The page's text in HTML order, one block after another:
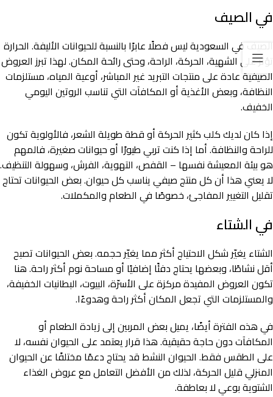
في الصيف
الصيف في السعودية ليس فصلًا عابرًا بالنسبة للحيوانات الأليفة. الحرارة
تؤثر على الشهية، الحركة، الراحة، وحتى رائحة المكان. لهذا تبرز العروض
الصيفية عادة على منتجات التبريد غير المباشر، أوعية المياه، مستلزمات
النظافة، وبعض الأغذية أو المكافآت التي تناسب الروتين اليومي
الخفيف.
إذا كان لديك كلب كثير الحركة أو قطة طويلة الشعر، فالأولوية تكون
للراحة والنظافة. أما إذا كنت تربي طيورًا أو حيوانات صغيرة، فالمهم
هو بيئة المعيشة نفسها – القفص، التهوية، الفرش، وسهولة التنظيف.
لا يعني هذا أن كل منتج صيفي يناسب كل حيوان. بعض الحيوانات تحتاج
تقليل التغيير المفاجئ، خصوصًا في الطعام والمكملات.
في الشتاء
الشتاء يغيّر شكل الاحتياج أكثر مما يغيّر حجمه. بعض الحيوانات تصبح
أقل نشاطًا، وبعضها يحتاج دفئًا إضافيًا أو مساحة نوم أكثر راحة. هنا
تكون العروض المفيدة مركزة على الأسرّة، البيوت، البطانيات الخفيفة،
والمستلزمات التي تجعل المكان أكثر راحة وهدوءًا.
في هذه الفترة أيضًا، يميل بعض المربين إلى زيادة الطعام أو
المكافآت دون حاجة حقيقية. هذا قرار يعتمد على الحيوان نفسه، لا
على الطقس فقط. الحيوان النشط قد يحتاج دعمًا مختلفًا عن الحيوان
المنزلي قليل الحركة، لذلك من الأفضل التعامل مع عروض الغذاء
الشتوية بوعي لا بعاطفة.